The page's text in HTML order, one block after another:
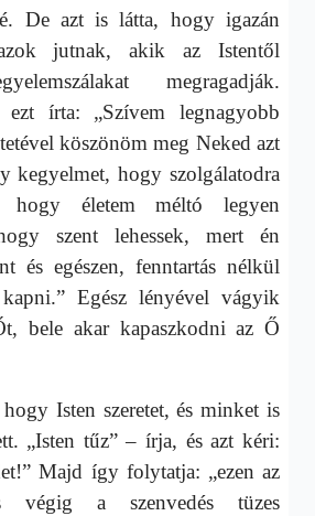
De azt is látta, hogy igazán
jutnak, akik az Istentől
megragadják.
ezt írta: „Szívem legnagyobb
köszönöm meg Neked azt
kegyelmet, hogy szolgálatodra
hogy életem méltó legyen
szent lehessek, mert én
és egészen, fenntartás nélkül
Egész lényével vágyik
bele akar kapaszkodni az Ő
Isten szeretet, és minket is
„Isten tűz” – írja, és azt kéri:
Majd így folytatja: „ezen az
végig a szenvedés tüzes